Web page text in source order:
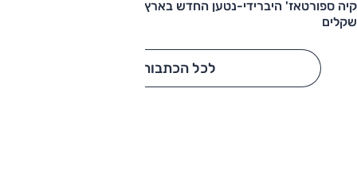
שקלים
לכל הכתבות